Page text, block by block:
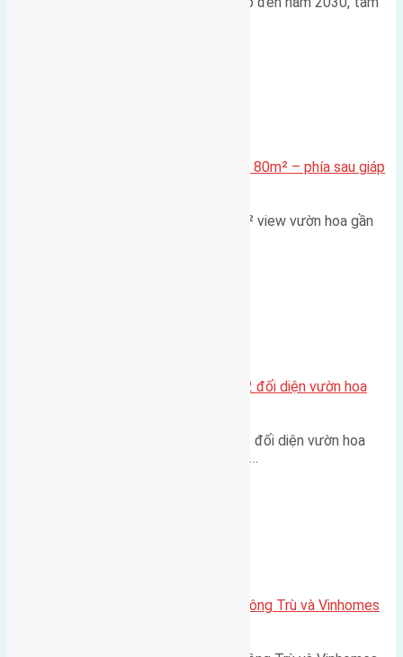
Cần bán Đất đấu giá X2 Thái Bình 80m² – phía sau giáp
Lô đất đấu giá X2 Thái Bình 80m² view vườn hoa gần
Lô đất tái định cư Mai Hiên 56m2 đối diện vườn hoa
Lô đất tái định cư Mai Hiên 56m² đối diện vườn hoa
500m Diện tích: 56m² (3,5x16m).…
Lô đất Lê Xá 103,6m2 gần cầu Đông Trù và Vinhomes